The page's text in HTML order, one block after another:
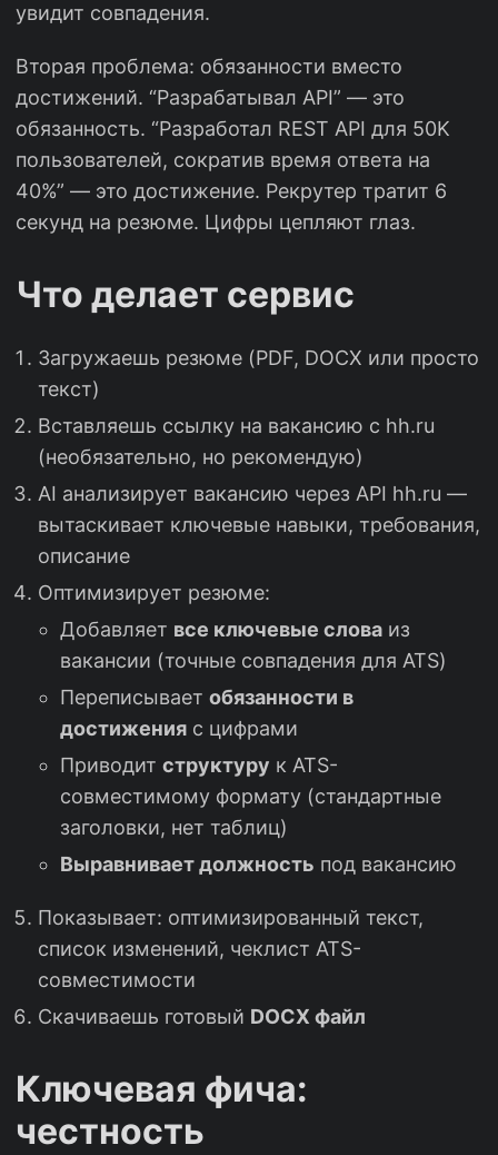
увидит совпадения.
Вторая проблема: обязанности вместо
достижений. “Разрабатывал API” — это
обязанность. “Разработал REST API для 50K
пользователей, сократив время ответа на
40%” — это достижение. Рекрутер тратит 6
секунд на резюме. Цифры цепляют глаз.
Что делает сервис
Загружаешь резюме (PDF, DOCX или просто
текст)
Вставляешь ссылку на вакансию с hh.ru
(необязательно, но рекомендую)
AI анализирует вакансию через API hh.ru —
вытаскивает ключевые навыки, требования,
описание
Оптимизирует резюме:
Добавляет все ключевые слова из
вакансии (точные совпадения для ATS)
Переписывает обязанности в
достижения с цифрами
Приводит структуру к ATS-
совместимому формату (стандартные
заголовки, нет таблиц)
Выравнивает должность под вакансию
Показывает: оптимизированный текст,
список изменений, чеклист ATS-
совместимости
Скачиваешь готовый DOCX файл
Ключевая фича:
честность